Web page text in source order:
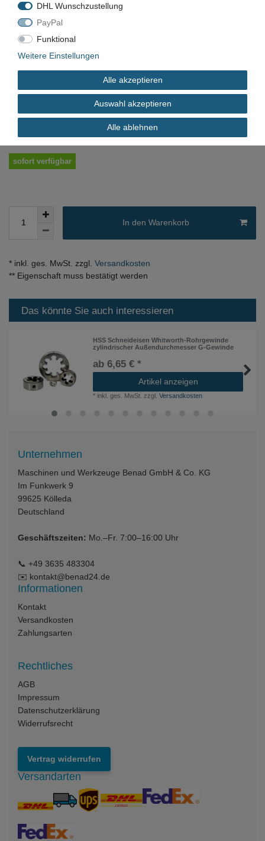
1115005394
9,32 EUR *
Inhalt Stück
sofort verfügbar
In den Warenkorb
* inkl. ges. MwSt. zzgl. Versandkosten
** Eigenschaft muss bestätigt werden
Das könnte Sie auch interessieren
HSS Schneideisen Whitworth-Rohrgewinde
zylindrischer Außendurchmesser G-Gewinde
ab 6,65 € *
Artikel anzeigen
* inkl. ges. MwSt. zzgl.Versandkosten
Unternehmen
Maschinen und Werkzeuge Benad GmbH & Co. KG
Im Funkwerk 9
99625 Kölleda
Deutschland
Geschäftszeiten: Mo.–Fr. 7:00–16:00 Uhr
📞 +49 3635 483304
✉️ kontakt@benad24.de
Informationen
Kontakt
Versandkosten
Zahlungsarten
Rechtliches
AGB
Impressum
Datenschutzerklärung
Widerrufsrecht
Vertrag widerrufen
Versandarten
DHL Wunschzustellung
PayPal
Funktional
Weitere Einstellungen
Alle akzeptieren
Auswahl akzeptieren
Alle ablehnen